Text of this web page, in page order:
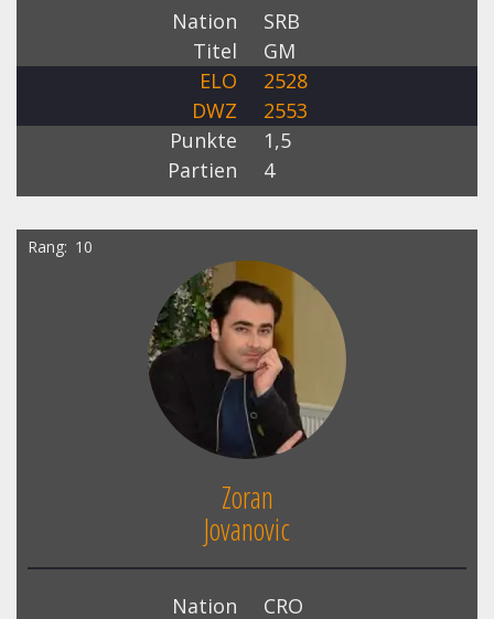
Nation
SRB
Titel
GM
ELO
2528
DWZ
2553
Punkte
1,5
Partien
4
Rang 10
Zoran
Jovanovic
Nation CRO